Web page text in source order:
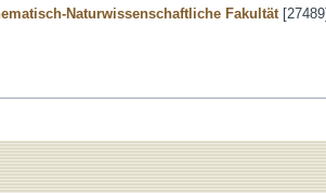
Naturwissenschaftliche Fakultät[27489]